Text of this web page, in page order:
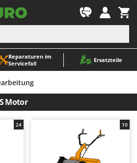
Reparaturen im
Servicefall
Ersatzteile
- Traubenmühlen
- Motorschubkarren
Motor
24 10